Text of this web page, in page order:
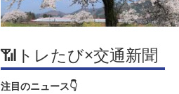
📶トレたび×交通新聞
注目のニュース👇